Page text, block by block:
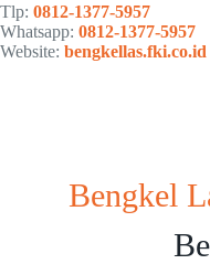
Tlp: 0812-1377-5957
Whatsapp: 0812-1377-5957
Website: bengkellas.fki.co.id
Bengkel